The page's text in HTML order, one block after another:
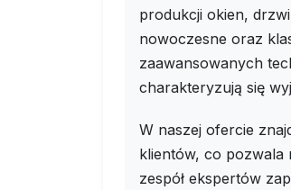
produkcji okien,
nowoczesne oraz
zaawansowanych
charakteryzują się
W naszej ofercie
klientów, co pozwala
zespół ekspertów